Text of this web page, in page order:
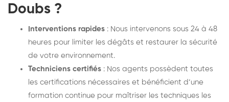
Doubs ?
Interventions rapides : Nous intervenons sous 24 à 48
heures pour limiter les dégâts et restaurer la sécurité
de votre environnement.
Techniciens certifiés : Nos agents possèdent toutes
les certifications nécessaires et bénéficient d’une
formation continue pour maîtriser les techniques les